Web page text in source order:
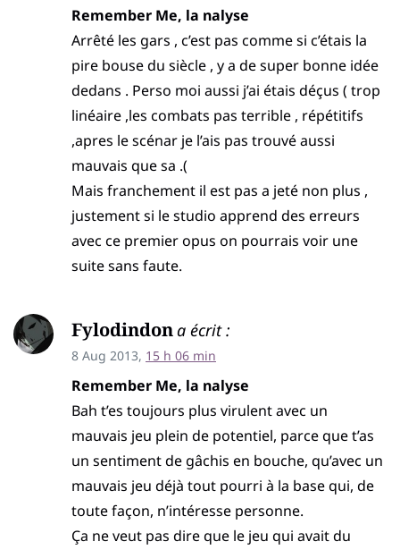
Remember Me, la nalyse
Arrêté les gars , c’est pas comme si c’étais la
pire bouse du siècle , y a de super bonne idée
dedans . Perso moi aussi j’ai étais déçus ( trop
linéaire ,les combats pas terrible , répétitifs
,apres le scénar je l’ais pas trouvé aussi
mauvais que sa .(
Mais franchement il est pas a jeté non plus ,
justement si le studio apprend des erreurs
avec ce premier opus on pourrais voir une
suite sans faute.
Fylodindona écrit :
8 Aug 2013, 15 h 06 min
Remember Me, la nalyse
Bah t’es toujours plus virulent avec un
mauvais jeu plein de potentiel, parce que t’as
un sentiment de gâchis en bouche, qu’avec un
mauvais jeu déjà tout pourri à la base qui, de
toute façon, n’intéresse personne.
Ça ne veut pas dire que le jeu qui avait du